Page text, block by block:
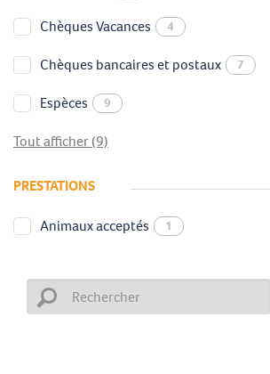
Chèques Vacances 4
Chèques bancaires et postaux 7
Espèces 9
Tout afficher (9)
PRESTATIONS
Animaux acceptés 1